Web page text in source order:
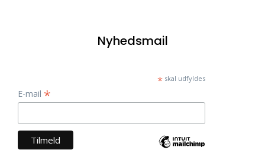
Nyhedsmail
*skal udfyldes
E-mail *